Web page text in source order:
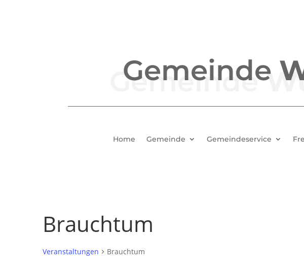
Gemeinde
Home Gemeinde Gemeindeservice
Brauchtum
Veranstaltungen Brauchtum